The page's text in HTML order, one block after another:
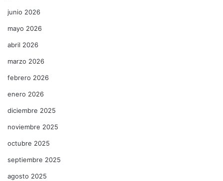
junio 2026
mayo 2026
abril 2026
marzo 2026
febrero 2026
enero 2026
diciembre 2025
noviembre 2025
octubre 2025
septiembre 2025
agosto 2025